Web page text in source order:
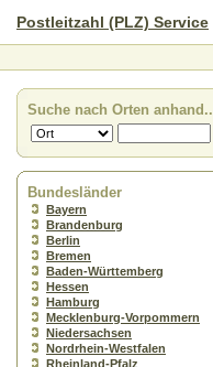
Postleitzahl (PLZ) Service
Suche nach Orten anhand..
Bundesländer
Bayern
Brandenburg
Berlin
Bremen
Baden-Württemberg
Hessen
Hamburg
Mecklenburg-Vorpommern
Niedersachsen
Nordrhein-Westfalen
Rheinland-Pfalz